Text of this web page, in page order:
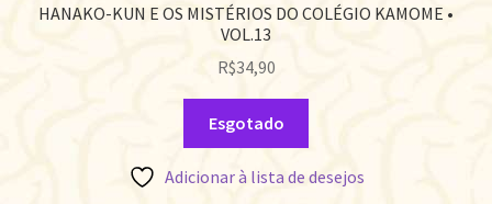
HANAKO-KUN E OS MISTÉRIOS DO COLÉGIO KAMOME •
VOL.13
R$34,90
Esgotado
Adicionar à lista de desejos